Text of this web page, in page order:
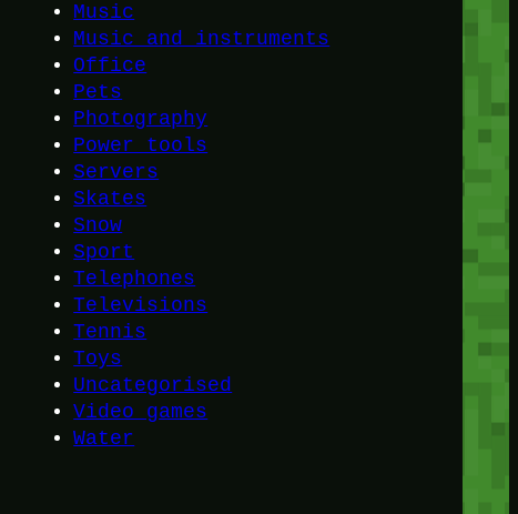
Music
Music and instruments
Office
Pets
Photography
Power tools
Servers
Skates
Snow
Sport
Telephones
Televisions
Tennis
Toys
Uncategorised
Video games
Water